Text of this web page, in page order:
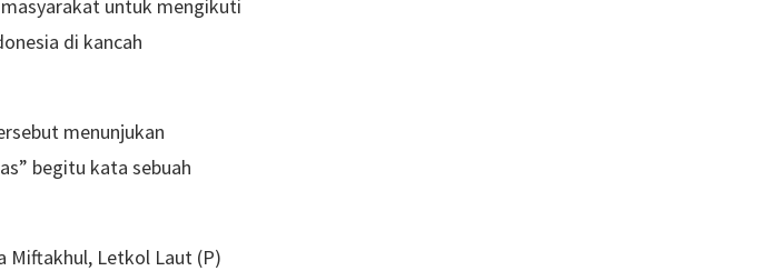
untuk mengikuti
di kancah
menunjukan
begitu kata sebuah
Miftakhul, Letkol Laut (P)